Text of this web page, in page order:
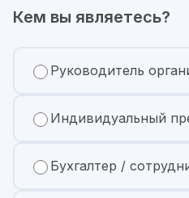
Кем вы являетесь?
Руководитель
Индивидуальный
Бухгалтер /